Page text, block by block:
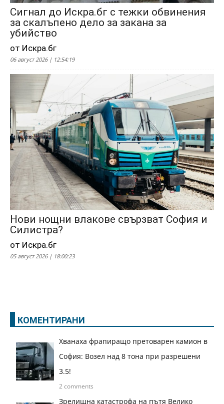
Сигнал до Искра.бг с тежки обвинения
за скалъпено дело за закана за
убийство
от Искра.бг
06 август 2026 | 12:54:19
Нови нощни влакове свързват София и
Силистра?
от Искра.бг
05 август 2026 | 18:00:23
КОМЕНТИРАНИ
Хванаха фрапиращо претоварен камион в
София: Возел над 8 тона при разрешени
3.5!
2 comments
Зрелищна катастрофа на пътя Велико